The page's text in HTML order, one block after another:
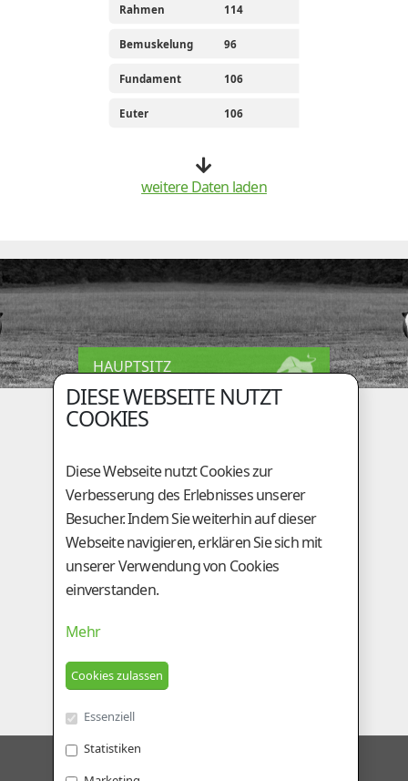
DIESE WEBSEITE NUTZT
COOKIES
Diese Webseite nutzt Cookies zur
Verbesserung des Erlebnisses unserer
Besucher. Indem Sie weiterhin auf dieser
Webseite navigieren, erklären Sie sich mit
unserer Verwendung von Cookies
einverstanden.
Mehr
Essenziell
Statistiken
Rahmen 114
Bemuskelung 96
Fundament 106
Euter 106
weitere Daten laden
HAUPTSITZ
Holzingerberg 1
A-3254 Bergland
+43 (0)50 / 259 - 49000
be@genostar.at
GESCHÄFTSSTELLE
Am Tieberhof 6
+43 (0)3112 / 5924
besamung@genostar.at